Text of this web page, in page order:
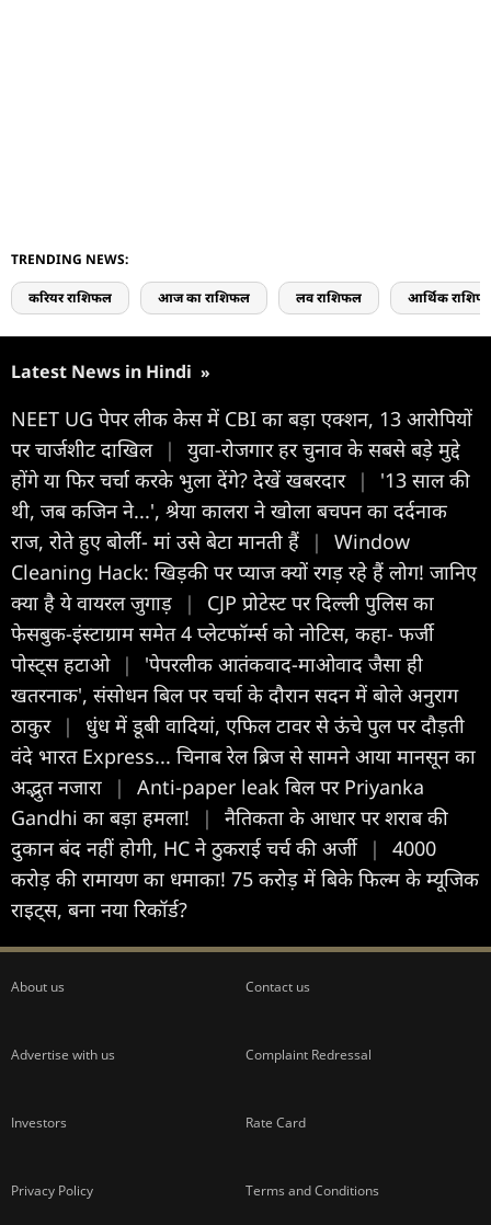
TRENDING NEWS:
करियर राशिफल आज का राशिफल लव राशिफल आर्थिक
Latest News in Hindi »
NEET UG पेपर लीक केस में CBI का बड़ा एक्शन, 13 आरोपियों
पर चार्जशीट दाखिल |
युवा-रोजगार हर चुनाव के सबसे बड़े मुद्दे
होंगे या फिर चर्चा करके भुला देंगे? देखें खबरदार |
'13 साल की
थी, जब कजिन ने...', श्रेया कालरा ने खोला बचपन का दर्दनाक
राज, रोते हुए बोलींं- मां उसे बेटा मानती हैं
|
Window
Cleaning Hack: खिड़की पर प्याज क्यों रगड़ रहे हैं लोग! जानिए
क्या है ये वायरल जुगाड़
|
CJP प्रोटेस्ट पर दिल्ली पुलिस का
फेसबुक-इंस्टाग्राम समेत 4 प्लेटफॉर्म्स को नोटिस, कहा- फर्जी
पोस्ट्स हटाओ |
'पेपरलीक आतंकवाद-माओवाद जैसा ही
खतरनाक', संसोधन बिल पर चर्चा के दौरान सदन में बोले अनुराग
ठाकुर |
धुंध में डूबी वादियां, एफिल टावर से ऊंचे पुल पर दौड़ती
वंदे भारत Express... चिनाब रेल ब्रिज से सामने आया मानसून का
अद्भुत नजारा
|
Anti-paper leak बिल पर Priyanka
Gandhi का बड़ा हमला!
|
नैतिकता के आधार पर शराब की
दुकान बंद नहीं होगी, HC ने ठुकराई चर्च की अर्जी |
4000
करोड़ की रामायण का धमाका! 75 करोड़ में बिके फिल्म के म्यूजिक
राइट्स, बना नया रिकॉर्ड?
About us Contact us
Advertise with us Complaint Redressal
Investors Rate Card
Privacy Policy Terms and Conditions